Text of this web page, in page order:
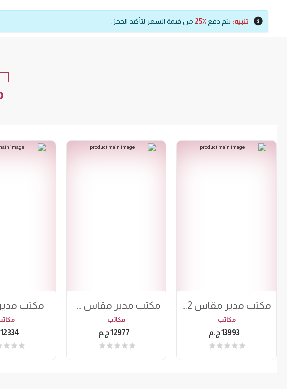
تنبيه: يتم دفع ٪25 من قيمة السعر لتأكيد الحجز.
مكتب مدير مقاس 2م
مكاتب
13993 ج.م
مكتب مدير مقاس 180
مكاتب
12977 ج.م
مكتب
12334 ج.م